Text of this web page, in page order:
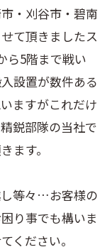
・刈谷市・碧南
て頂きましたス
ら5階まで戦い
設置が数件ある
ますがこれだけ
鋭部隊の当社で
ます。
等々…お客様の
り事でも構いま
ください。